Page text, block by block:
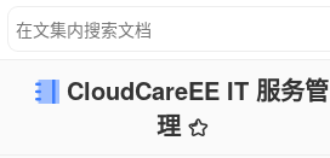
CloudCareEE IT 服务管
理